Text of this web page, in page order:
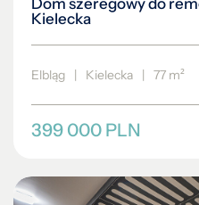
Dom szeregowy do
Kielecka
Elbląg | Kielecka | 77 m²
399 000 PLN